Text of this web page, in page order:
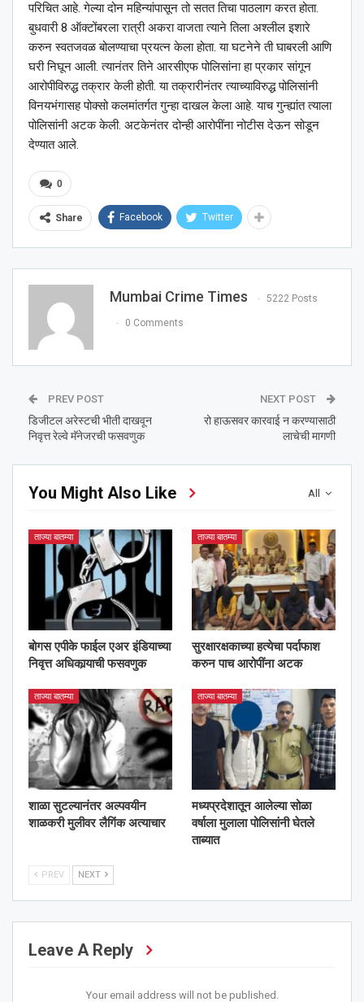
परिचित आहे. गेल्या दोन महिन्यांपासून तो सतत तिचा पाठलाग करत होता.
बुधवारी 8 ऑक्टोंबरला रात्री अकरा वाजता त्याने तिला अश्लील इशारे
करुन स्वतजवळ बोलण्याचा प्रयत्न केला होता. या घटनेने ती घाबरली आणि
घरी निघून आली. त्यानंतर तिने आरसीएफ पोलिसांना हा प्रकार सांगून
आरोपीविरुद्ध तक्रार केली होती. या तक्रारीनंतर त्याच्याविरुद्ध पोलिसांनी
विनयभंगासह पोक्सो कलमांतर्गत गुन्हा दाखल केला आहे. याच गुन्ह्यांत त्याला
पोलिसांनी अटक केली. अटकेनंतर दोन्ही आरोपींना नोटीस देऊन सोडून
देण्यात आले.
0
Share Facebook Twitter
Mumbai Crime Times 5222 Posts
0 Comments
PREV POST
डिजीटल अरेस्टची भीती दाखवून
निवृत्त रेल्वे मॅनेजरची फसवणुक
NEXT POST
रो हाऊसवर कारवाई न करण्यासाठी
लाचेची मागणी
All
You Might Also Like
ताज्या बातम्या
बोगस एपीके फाईल एअर इंडियाच्या
निवृत्त अधिकार्‍याची फसवणुक
ताज्या बातम्या
सुरक्षारक्षकाच्या हत्येचा पर्दाफाश
करुन पाच आरोपींना अटक
ताज्या बातम्या
शाळा सुटल्यानंतर अल्पवयीन
शाळकरी मुलीवर लैगिंक अत्याचार
ताज्या बातम्या
मध्यप्रदेशातून आलेल्या सोळा
वर्षाला मुलाला पोलिसांनी घेतले
ताब्यात
PREV NEXT
Leave A Reply
Your email address will not be published.